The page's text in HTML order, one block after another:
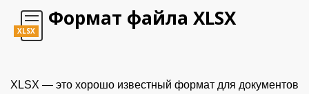
XLSX
Формат файла XLSX
XLSX — это хорошо известный формат для документов